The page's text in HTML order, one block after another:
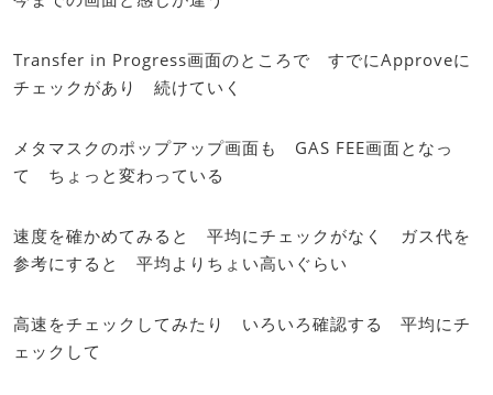
Transfer in Progress画面のところで すでにApproveに
チェックがあり 続けていく
メタマスクのポップアップ画面も GAS FEE画面となっ
て ちょっと変わっている
速度を確かめてみると 平均にチェックがなく ガス代を
参考にすると 平均よりちょい高いぐらい
高速をチェックしてみたり いろいろ確認する 平均にチ
ェックして